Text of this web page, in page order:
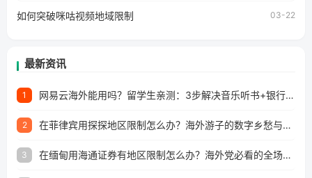
如何突破咪咕视频地域限制 03-22
最新资讯
1 网易云海外能用吗？留学生亲测：3步解决音乐听书+银行视频地区限制
2 在菲律宾用探探地区限制怎么办？海外游子的数字乡愁与破局之道
3 在缅甸用海通证券有地区限制怎么办？海外党必看的全场景回国加速指南